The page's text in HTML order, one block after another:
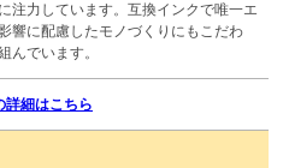
注力しています。互換インクで唯一エ
響に配慮したモノづくりにもこだわ
んでいます。
詳細はこちら